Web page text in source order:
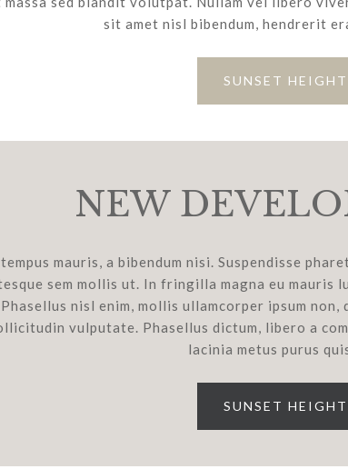
sit amet nisl bibendum, hendrerit
SUNSET
NEW
mauris, a bibendum nisi. Suspendisse
sem mollis ut. In fringilla magna eu mauris
nisl enim, mollis ullamcorper ipsum
vulputate. Phasellus dictum, libero a
lacinia metus purus
SUNSET